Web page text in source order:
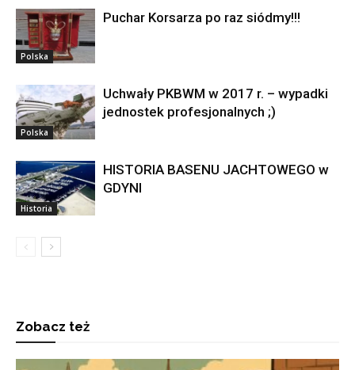
Polska
Puchar Korsarza po raz siódmy!!!
Polska
Uchwały PKBWM w 2017 r. – wypadki
jednostek profesjonalnych ;)
Historia
HISTORIA BASENU JACHTOWEGO w
GDYNI
Zobacz też